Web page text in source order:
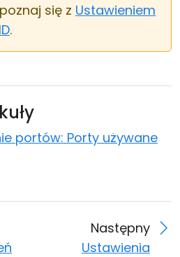
się z Ustawieniem
.
portów: Porty używane
Następny
Ustawienia